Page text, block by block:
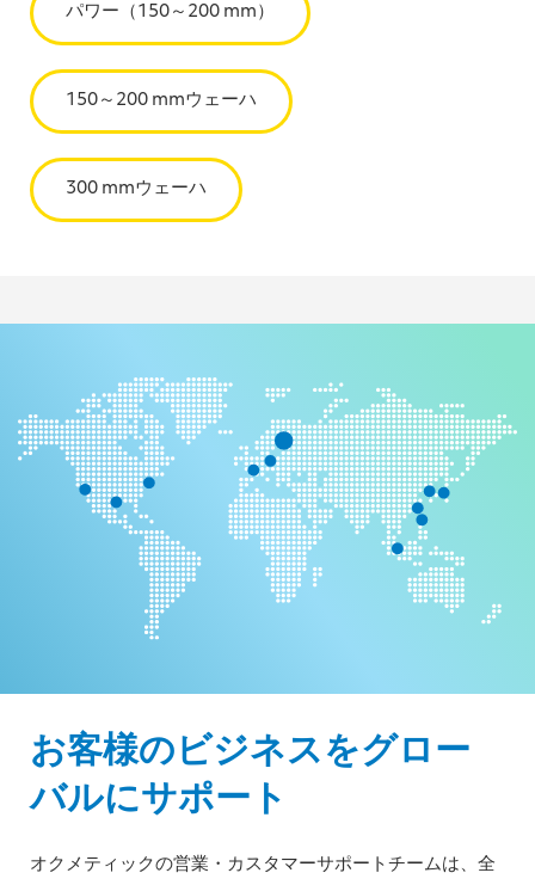
パワー（150～200 mm）
150～200 mmウェーハ
300 mmウェーハ
お客様のビジネスをグロー
バルにサポート
オクメティックの営業・カスタマーサポートチームは、全